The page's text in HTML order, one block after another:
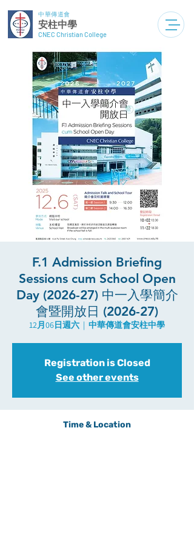
中華傳道會
安柱中學
CNEC Christian College
F.1 Admission Briefing
Sessions cum School Open
Day (2026-27) 中一入學簡介
會暨開放日 (2026-27)
12月06日週六
  |
中華傳道會安柱中學
Registration is Closed
See other events
Time & Location